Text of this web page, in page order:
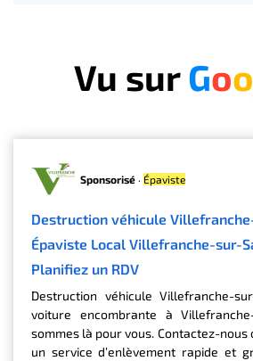
Vu surGoo
Sponsorisé · Épaviste
Destruction véhicule
Épaviste Local Villefranche-sur-
Planifiez un RDV
Destruction véhicule Villefranche-
voiture encombrante à
sommes là pour vous. Contactez-
un service d’enlèvement rapide et